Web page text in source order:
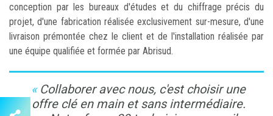
conception par les bureaux d'études et du chiffrage précis du
projet, d'une fabrication réalisée exclusivement sur-mesure, d'une
livraison prémontée chez le client et de l'installation réalisée par
une équipe qualifiée et formée par Abrisud.
Collaborer avec nous, c'est choisir une
offre clé en main et sans intermédiaire.